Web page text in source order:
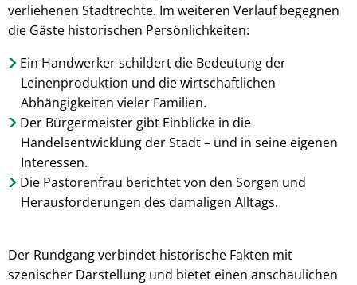
verliehenen Stadtrechte. Im weiteren Verlauf begegnen
die Gäste historischen Persönlichkeiten:
Ein Handwerker schildert die Bedeutung der
Leinenproduktion und die wirtschaftlichen
Abhängigkeiten vieler Familien.
Der Bürgermeister gibt Einblicke in die
Handelsentwicklung der Stadt – und in seine eigenen
Interessen.
Die Pastorenfrau berichtet von den Sorgen und
Herausforderungen des damaligen Alltags.
Der Rundgang verbindet historische Fakten mit
szenischer Darstellung und bietet einen anschaulichen